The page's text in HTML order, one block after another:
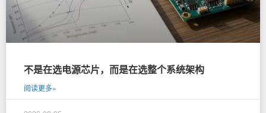
不是在选电源芯片，而是在选整个系统架构
阅读更多»